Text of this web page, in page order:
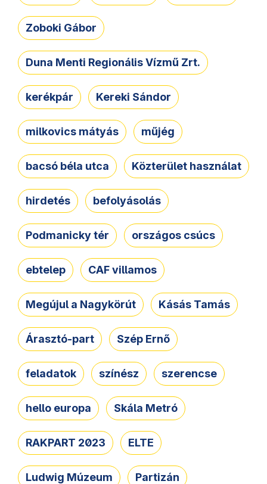
Zoboki Gábor
Duna Menti Regionális Vízmű Zrt.
kerékpár Kereki Sándor
milkovics mátyás műjég
bacsó béla utca Közterület használat
hirdetés befolyásolás
Podmanicky tér országos csúcs
ebtelep CAF villamos
Megújul a Nagykörút Kásás Tamás
Árasztó-part Szép Ernő
feladatok színész szerencse
hello europa Skála Metró
RAKPART 2023 ELTE
Ludwig Múzeum Partizán